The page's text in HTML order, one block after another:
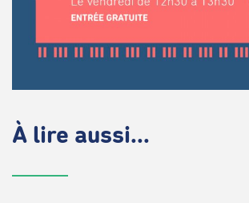
À lire aussi...